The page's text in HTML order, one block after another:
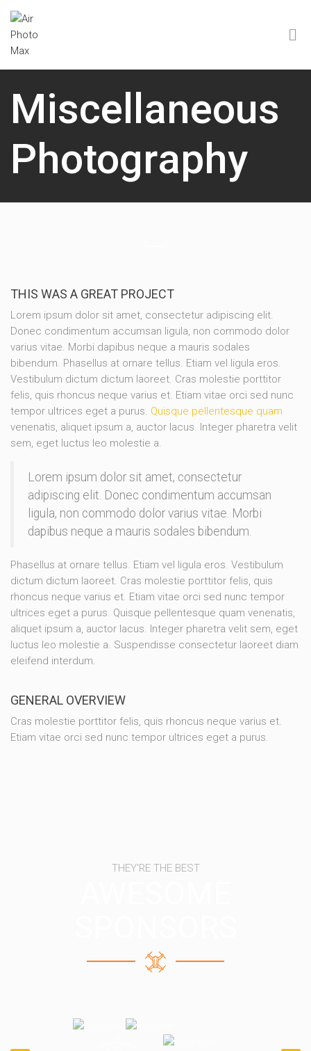
Miscellaneous
Photography
THIS WAS A GREAT PROJECT
Lorem ipsum dolor sit amet, consectetur adipiscing elit.
Donec condimentum accumsan ligula, non commodo dolor
varius vitae. Morbi dapibus neque a mauris sodales
bibendum. Phasellus at ornare tellus. Etiam vel ligula eros.
Vestibulum dictum dictum laoreet. Cras molestie porttitor
felis, quis rhoncus neque varius et. Etiam vitae orci sed nunc
tempor ultrices eget a purus. Quisque pellentesque quam
venenatis, aliquet ipsum a, auctor lacus. Integer pharetra velit
sem, eget luctus leo molestie a.
Lorem ipsum dolor sit amet, consectetur
adipiscing elit. Donec condimentum accumsan
ligula, non commodo dolor varius vitae. Morbi
dapibus neque a mauris sodales bibendum.
Phasellus at ornare tellus. Etiam vel ligula eros. Vestibulum
dictum dictum laoreet. Cras molestie porttitor felis, quis
rhoncus neque varius et. Etiam vitae orci sed nunc tempor
ultrices eget a purus. Quisque pellentesque quam venenatis,
aliquet ipsum a, auctor lacus. Integer pharetra velit sem, eget
luctus leo molestie a. Suspendisse consectetur laoreet diam
eleifend interdum.
GENERAL OVERVIEW
Cras molestie porttitor felis, quis rhoncus neque varius et.
Etiam vitae orci sed nunc tempor ultrices eget a purus.
THEY'RE THE BEST